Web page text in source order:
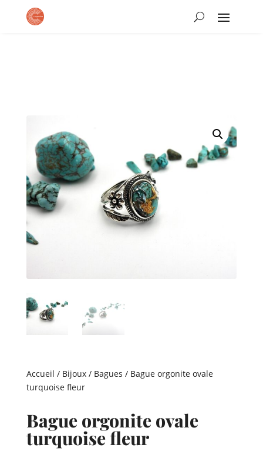
Accueil / Bijoux/ Bagues / Bague orgonite ovale
turquoise fleur
Bague orgonite ovale
turquoise fleur